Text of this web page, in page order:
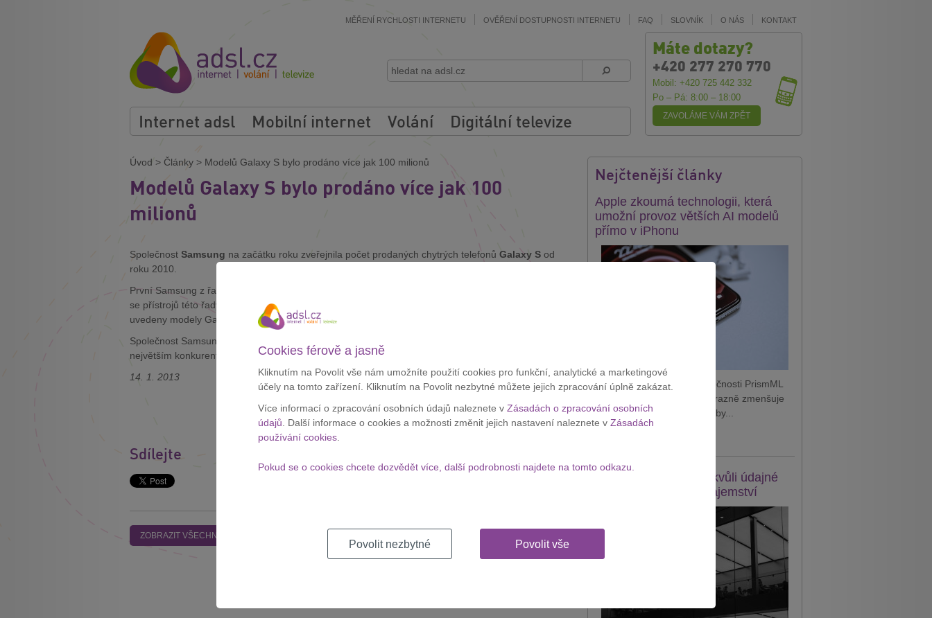
MĚŘENÍ RYCHLOSTI INTERNETU OVĚŘENÍ DOSTUPNOSTI INTERNETU FAQ SLOVNÍK O NÁS KONTAKT
Internet adsl Mobilní internet Volání Digitální televize
Máte dotazy?
+420 277 270 770
Mobil: +420 725 442 332
Po – Pá: 8:00 – 18:00
ZAVOLÁME VÁM ZPĚT
Úvod > Články > Modelů Galaxy S bylo prodáno více jak 100 milionů
Modelů Galaxy S bylo prodáno více jak 100
milionů
Společnost Samsung na začátku roku zveřejnila počet prodaných chytrých telefonů Galaxy S od
roku 2010.
První Samsung z řady Galaxy S se začal prodávat v roce 2010. Od tohoto roku až do 13. ledna 2013
se přístrojů této řady prodalo více jak
uvedeny modely Galaxy S, Galaxy S II a Galaxy S III.
Společnost Samsung se svými chytrými telefony patří mezi nejúspěšnější výrobce smartphonů,
největším konkurentem pro Samsung je společnost Apple.
14. 1. 2013
Sdílejte
ZOBRAZIT VŠECHNY ČLÁNKY
Nejčtenější články
Apple zkoumá technologii, která
umožní provoz větších AI modelů
přímo v iPhonu
Apple podle vyjádření společnosti PrismML
testuje technologii, která výrazně zmenšuje
velké AI modely. Díky tomu by...
Apple žaluje OpenAI kvůli údajné
krádeži obchodního tajemství
Cookies férově a jasně
Kliknutím na Povolit vše nám umožníte použití cookies pro funkční, analytické a marketingové
účely na tomto zařízení. Kliknutím na Povolit nezbytné můžete jejich zpracování úplně zakázat.
Více informací o zpracování osobních údajů naleznete v Zásadách o zpracování osobních
údajů. Další informace o cookies a možnosti změnit jejich nastavení naleznete v Zásadách
používání cookies.
Pokud se o cookies chcete dozvědět více, další podrobnosti najdete na tomto odkazu.
Povolit nezbytné Povolit vše